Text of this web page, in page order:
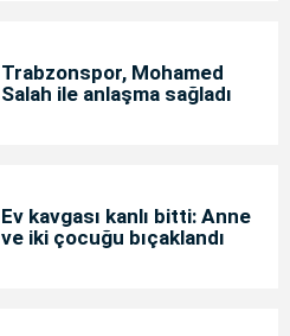
Trabzonspor, Mohamed
Salah ile anlaşma sağladı
Ev kavgası kanlı bitti: Anne
ve iki çocuğu bıçaklandı